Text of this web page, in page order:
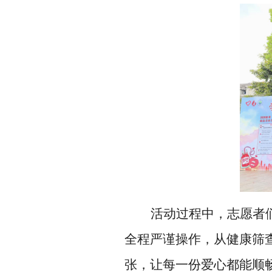
活动过程中，志愿者
全程严谨操作，从健康筛
张，让每一份爱心都能顺